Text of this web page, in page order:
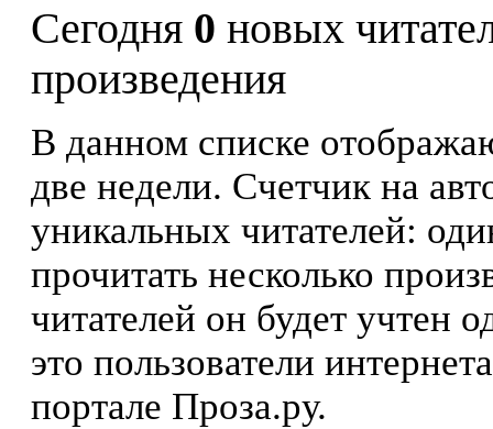
Сегодня 0 новых
произведения
В данном списке
две недели. Счетчик на
уникальных читателей:
прочитать несколько
читателей он будет учтен
это пользователи
портале Проза.ру.